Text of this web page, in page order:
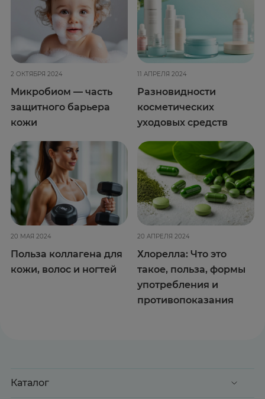
2 ОКТЯБРЯ 2024
Микробиом — часть
защитного барьера
кожи
11 АПРЕЛЯ 2024
Разновидности
косметических
уходовых средств
20 МАЯ 2024
Польза коллагена для
кожи, волос и ногтей
20 АПРЕЛЯ 2024
Хлорелла: Что это
такое, польза, формы
употребления и
противопоказания
Каталог